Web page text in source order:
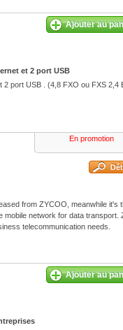
Ajouter au
et 2 port USB
port USB . (4,8 FXO ou FXS 2,4
En promotion
from ZYCOO, meanwhile it's
mobile network for data transport.
telecommunication needs.
Ajouter au